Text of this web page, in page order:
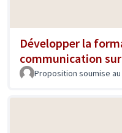
Développer la
communication
Proposition soumise